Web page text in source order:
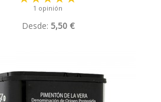
1 opinión
Desde: 5,50 €